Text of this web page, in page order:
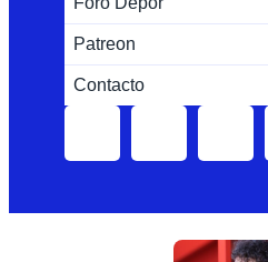
Patreon
Contacto